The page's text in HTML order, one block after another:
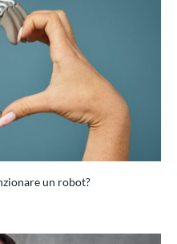
un robot?